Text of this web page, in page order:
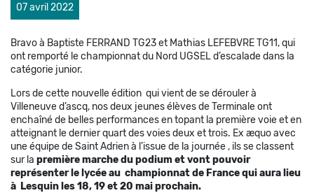
07 avril 2022
Bravo à Baptiste FERRAND TG23 et Mathias LEFEBVRE TG11, qui
ont remporté le championnat du Nord UGSEL d’escalade dans la
catégorie junior.
Lors de cette nouvelle édition qui vient de se dérouler à
Villeneuve d’ascq, nos deux jeunes élèves de Terminale ont
enchaîné de belles performances en topant la première voie et en
atteignant le dernier quart des voies deux et trois. Ex æquo avec
une équipe de Saint Adrien à l’issue de la journée , ils se classent
sur la première marche du podium et vont pouvoir
représenter le lycée au championnat de France qui aura lieu
à Lesquin les 18, 19 et 20 mai prochain.